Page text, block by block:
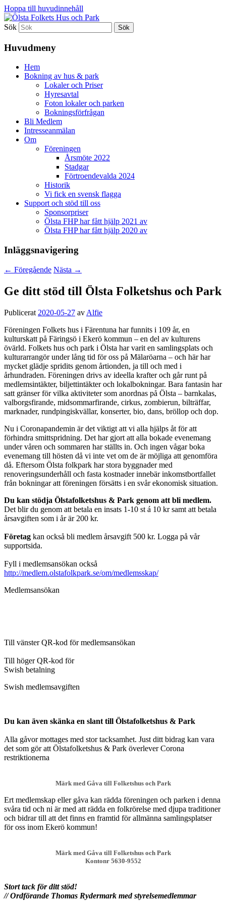
Hoppa till huvudinnehåll
Ölsta Folkets Hus och Park
Sök
Huvudmeny
Hem
Bokning av hus & park
Lokaler och Priser
Hyresavtal
Foton lokaler och parken
Bokningsförfrågan
Bli Medlem
Intresseanmälan
Om
Föreningen
Årsmöte 2022
Stadgar
Förtroendevalda 2024
Historik
Vi fick en svensk flagga
Support och stöd till oss
Sponsorpriser
Ölsta FHP har fått hjälp 2021 av
Ölsta FHP har fått hjälp 2020 av
Inläggsnavigering
← Föregående Nästa →
Ge ditt stöd till Ölsta Folketshus och Park
Publicerat 2020-05-27 av Alfie
Föreningen Folkets hus i Färentuna har funnits i 109 år, en
kulturskatt på Färingsö i Ekerö kommun – en del av kulturens
övärld. Folkets hus och park i Ölsta har varit en samlingsplats och
kulturarrangör under lång tid för oss på Mälaröarna – och här har
mycket glädje spridits genom årtionden, ja till och med i
århundraden. Föreningen drivs av ideella krafter och går runt på
medlemsintäkter, biljettintäkter och lokalbokningar. Bara fantasin har
satt gränser för vilka aktiviteter som anordnas på Ölsta – barnkalas,
valborgsfirande, midsommarfirande, cirkus, zombierun, bilträffar,
marknader, rundpingiskvällar, konserter, bio, dans, bröllop och dop.
Nu i Coronapandemin är det viktigt att vi alla hjälps åt för att
förhindra smittspridning. Det har gjort att alla bokade evenemang
under våren och sommaren har ställts in. Och ingen vågar boka
evenemang till hösten då vi inte vet om de är möjliga att genomföra
då. Eftersom Ölsta folkpark har stora byggnader med
renoveringsunderhåll och fasta kostnader innebär inkomstbortfallet
från bokningar att föreningen försätts i en svår ekonomisk situation.
Du kan stödja Ölstafolketshus & Park genom att bli medlem.
Det blir du genom att betala en insats 1-10 st á 10 kr samt att betala
årsavgiften som i år är 200 kr.
Företag kan också bli medlem årsavgift 500 kr. Logga på vår
supportsida.
Fyll i medlemsansökan också
http://medlem.olstafolkpark.se/om/medlemsskap/
Medlemsansökan
Till vänster QR-kod för medlemsansökan
Till höger QR-kod för
Swish betalning
Swish medlemsavgiften
Du kan även skänka en slant till Ölstafolketshus & Park
Alla gåvor mottages med stor tacksamhet. Just ditt bidrag kan vara
det som gör att Ölstafolketshus & Park överlever Corona
restriktionerna
Märk med Gåva till Folketshus och Park
Ert medlemskap eller gåva kan rädda föreningen och parken i denna
svåra tid och ni är med att rädda en folkrörelse med djupa traditioner
och bidrar till att det finns en framtid för allmänna samlingsplatser
för oss inom Ekerö kommun!
Märk med Gåva till Folketshus och Park
Kontonr 5630-9552
Stort tack för ditt stöd!
// Ordförande Thomas Rydermark med styrelsemedlemmar